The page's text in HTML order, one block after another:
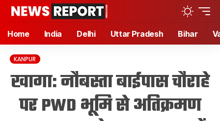
Home India Delhi Uttar Pradesh Bihar
KANPUR
खागा: नौबस्ता बाईपास चौराहे
पर PWD भूमि से अतिक्रमण